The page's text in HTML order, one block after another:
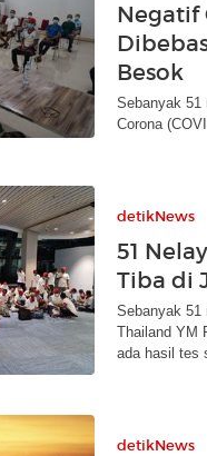
Negatif
Besok
Sebanyak 51
Corona
detikNews
51
Tiba di
Sebanyak 51
Thailand YM
ada hasil tes
detikNews